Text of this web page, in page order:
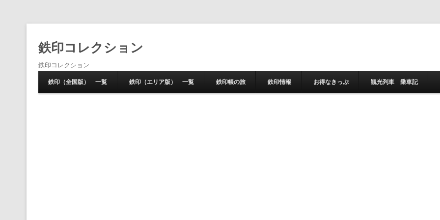
鉄印コレクション
鉄印コレクション
鉄印（全国版） 一覧 鉄印（エリア版） 一覧 鉄印帳の旅 鉄印情報 お得なきっぷ 観光列車 乗車記